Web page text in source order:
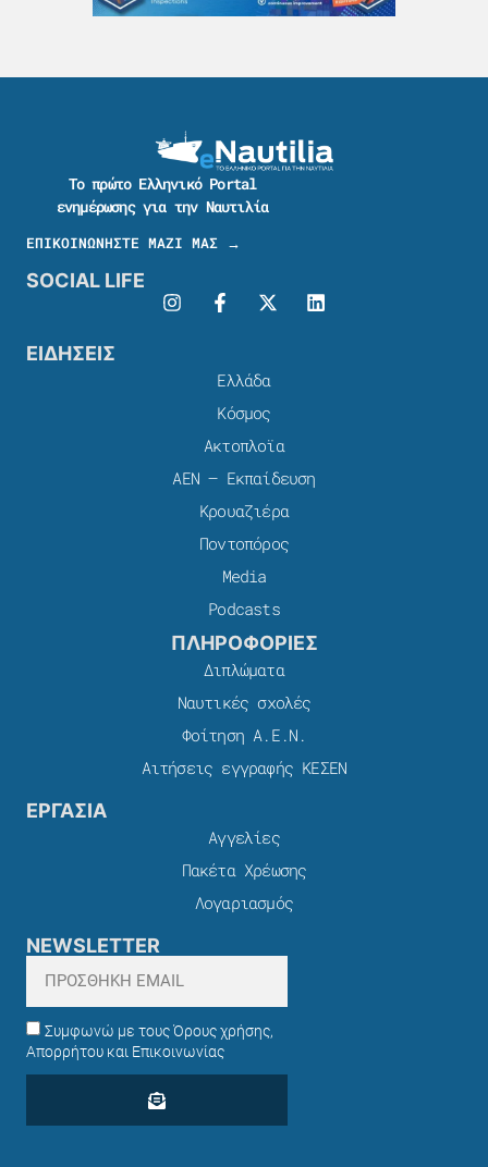
Το πρώτο Ελληνικό Portal
ενημέρωσης για την Ναυτιλία
ΕΠΙΚΟΙΝΩΝΗΣΤΕ ΜΑΖΙ ΜΑΣ →
SOCIAL LIFE
ΕΙΔΗΣΕΙΣ
Ελλάδα
Κόσμος
Ακτοπλοϊα
ΑΕΝ – Εκπαίδευση
Κρουαζιέρα
Ποντοπόρος
Media
Podcasts
ΠΛΗΡΟΦΟΡΙΕΣ
Διπλώματα
Ναυτικές σχολές
Φοίτηση Α.Ε.Ν.
Αιτήσεις εγγραφής ΚΕΣΕΝ
ΕΡΓΑΣΙΑ
Αγγελίες
Πακέτα Χρέωσης​
Λογαριασμός
NEWSLETTER
Συμφωνώ με τους Όρους χρήσης,
Απορρήτου και Επικοινωνίας